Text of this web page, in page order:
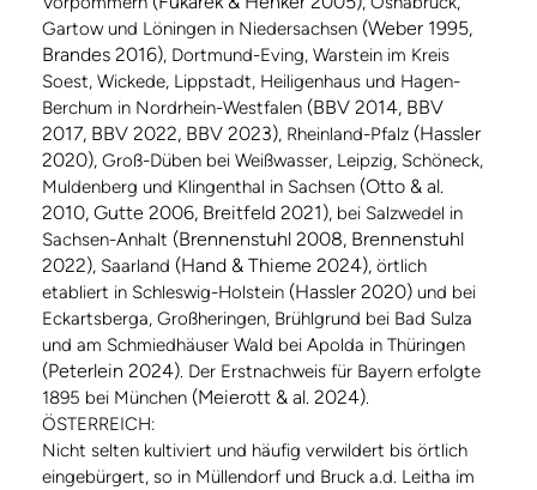
Gartow und Löningen in Niedersachsen (Weber 1995,
Brandes 2016), Dortmund-Eving, Warstein im Kreis
Soest, Wickede, Lippstadt, Heiligenhaus und Hagen-
Berchum in Nordrhein-Westfalen (BBV 2014, BBV
2017, BBV 2022, BBV 2023), Rheinland-Pfalz (Hassler
2020), Groß-Düben bei Weißwasser, Leipzig, Schöneck,
Muldenberg und Klingenthal in Sachsen (Otto & al.
2010, Gutte 2006, Breitfeld 2021), bei Salzwedel in
Sachsen-Anhalt (Brennenstuhl 2008, Brennenstuhl
2022), Saarland (Hand & Thieme 2024), örtlich
etabliert in Schleswig-Holstein (Hassler 2020) und bei
Eckartsberga, Großheringen, Brühlgrund bei Bad Sulza
und am Schmiedhäuser Wald bei Apolda in Thüringen
(Peterlein 2024). Der Erstnachweis für Bayern erfolgte
1895 bei München (Meierott & al. 2024).
ÖSTERREICH:
Nicht selten kultiviert und häufig verwildert bis örtlich
eingebürgert, so in Müllendorf und Bruck a.d. Leitha im